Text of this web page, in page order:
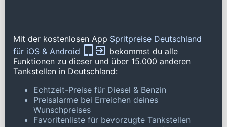
Mit der kostenlosen App Spritpreise Deutschland
für iOS & Android
bekommst du alle
Funktionen zu dieser und über 15.000 anderen
Tankstellen in Deutschland:
Echtzeit-Preise für Diesel & Benzin
Preisalarme bei Erreichen deines
Wunschpreises
Favoritenliste für bevorzugte Tankstellen